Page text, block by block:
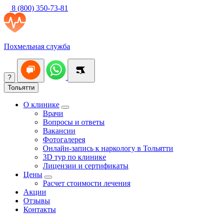
8 (800) 350-73-81
Похмельная служба
?
Тольятти
О клинике
Врачи
Вопросы и ответы
Вакансии
Фотогалерея
Онлайн-запись к наркологу в Тольятти
3D тур по клинике
Лицензии и сертификаты
Цены
Расчет стоимости лечения
Акции
Отзывы
Контакты